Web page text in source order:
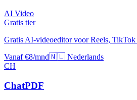
AI Video
Gratis tier
Gratis AI-videoeditor voor Reels, TikTok
Vanaf €8/mnd🇳🇱 Nederlands
CH
ChatPDF